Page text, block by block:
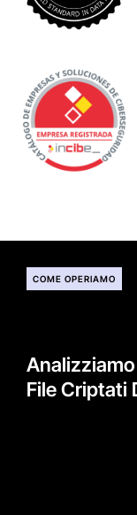
COME OPERIAMO
File Criptati